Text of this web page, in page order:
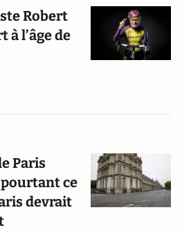
Robert
à l’âge de
Paris
ce
devrait